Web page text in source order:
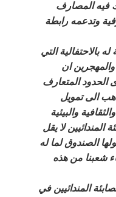
فيه المصارف
وتدعمه رابطة
بالاحتفالية التي
ان
الحدود المتعارف
الى تمويل
والبيئية
المندائيين لا يقل
الصندوق لما له
شعبنا من هذه
المندائيين في